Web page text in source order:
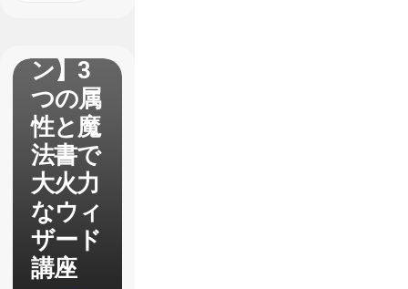
ン】3
つの属
性と魔
法書で
大火力
なウィ
ザード
講座